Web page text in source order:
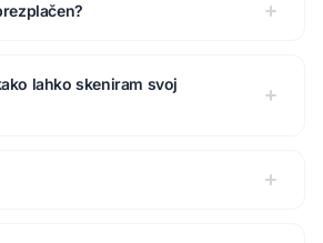
lahko skeniram svoj